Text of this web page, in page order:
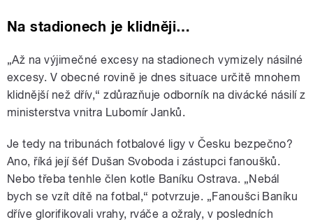
Na stadionech je klidněji…
„Až na výjimečné excesy na stadionech vymizely násilné
excesy. V obecné rovině je dnes situace určitě mnohem
klidnější než dřív,“ zdůrazňuje odborník na divácké násilí z
ministerstva vnitra Lubomír Janků.
Je tedy na tribunách fotbalové ligy v Česku bezpečno?
Ano, říká její šéf Dušan Svoboda i zástupci fanoušků.
Nebo třeba tenhle člen kotle Baníku Ostrava. „Nebál
bych se vzít dítě na fotbal,“ potvrzuje. „Fanoušci Baníku
dříve glorifikovali vrahy, rváče a ožraly, v posledních